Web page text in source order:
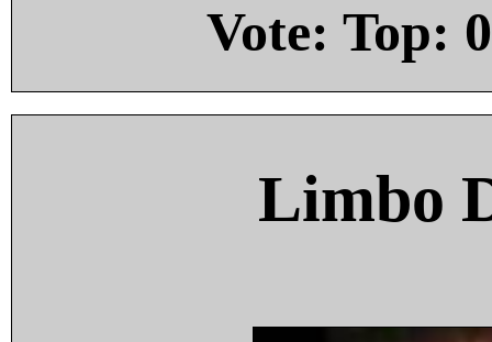
Vote: Top: 0
Limbo